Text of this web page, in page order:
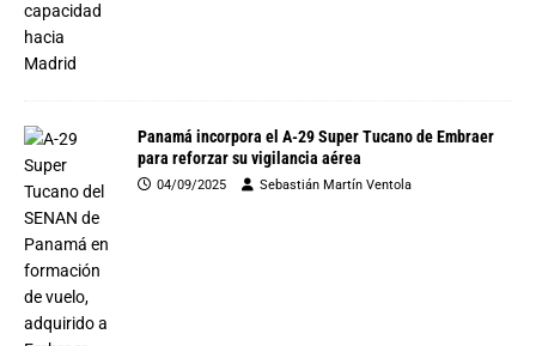
Panamá incorpora el A-29 Super Tucano de Embraer
para reforzar su vigilancia aérea
04/09/2025 Sebastián Martín Ventola